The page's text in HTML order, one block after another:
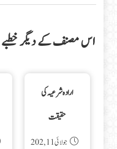
اس مصنف کے دیگر خطبے
ارادہ شرعیہ کی
حقیقت
جولائی 11, 202